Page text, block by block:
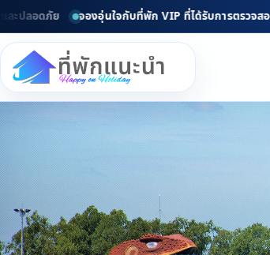
อดภัย จองอุ่นใจกับที่พัก VIP ที่ได้รับการตรวจสอบแล้ว